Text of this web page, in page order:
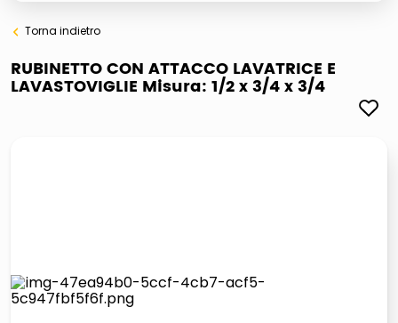
elenchi telefonici
meme
pattumiera raccolta differenziata
airpods
Torna indietro
RUBINETTO CON ATTACCO LAVATRICE E
LAVASTOVIGLIE Misura: 1/2 x 3/4 x 3/4